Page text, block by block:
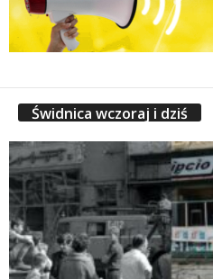
Świdnica wczoraj i dziś